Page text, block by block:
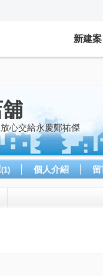
新建案
心交給永慶鄭祐傑
(1) 個人介紹